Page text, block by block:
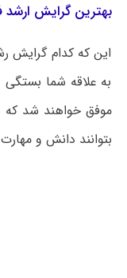
بهترین گرایش
این که کدام گرایش
به علاقه شما
موفق خواهند شد که
بتوانند دانش و